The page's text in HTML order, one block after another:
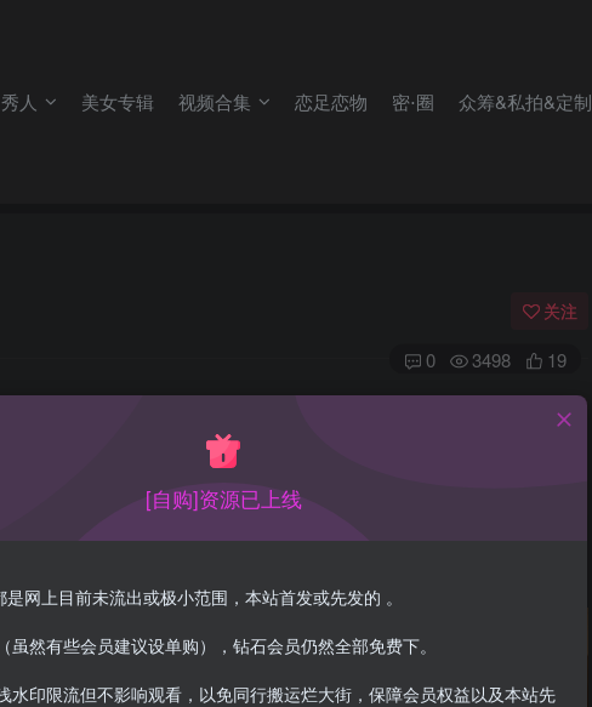
秀人 美女专辑 视频合集 恋足恋物 密⋅圈 众筹&私拍&定制
关注
0 3498 19
一般吧，还不多。看后面表现，脸PS太严重了经常认不出来，
[自购]资源已上线
网上目前未流出或极小范围，本站首发或先发的 。
虽然有些会员建议设单购），钻石会员仍然全部免费下。
水印限流但不影响观看，以免同行搬运烂大街，保障会员权益以及本站先